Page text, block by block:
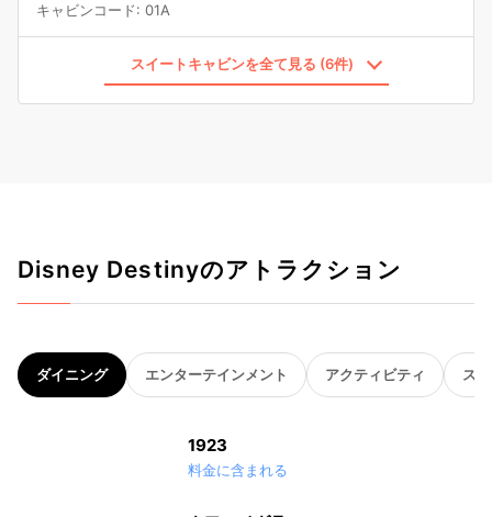
キャビンコード: 01A
スイートキャビンを全て見る (6件)
Disney Destinyのアトラクション
ダイニング エンターテインメント アクティビティ ス
1923
料金に含まれる